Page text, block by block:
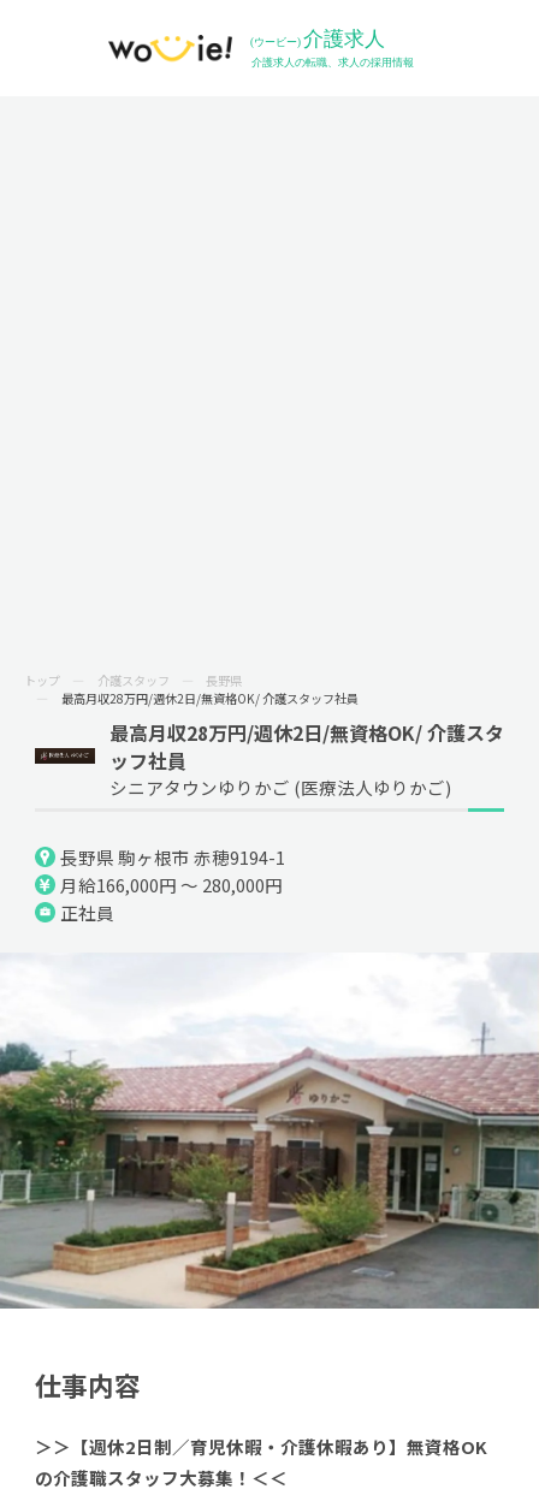
トップ 介護スタッフ
長野県
最高月収28万円/週休2日/無資格OK/ 介護スタッフ社員
最高月収28万円/週休2日/無資格OK/ 介護スタ
ッフ社員
シニアタウンゆりかご (医療法人ゆりかご)
長野県 駒ヶ根市 赤穂9194-1
月給166,000円 ～ 280,000円
正社員
仕事内容
＞＞【週休2日制／育児休暇・介護休暇あり】無資格OK
の介護職スタッフ大募集！＜＜